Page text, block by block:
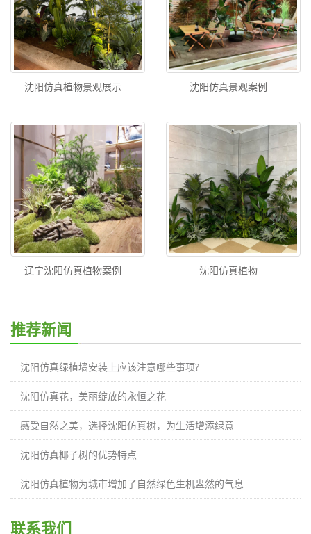
沈阳仿真植物景观展示 沈阳仿真景观案例
辽宁沈阳仿真植物案例 沈阳仿真植物
推荐新闻
沈阳仿真绿植墙安装上应该注意哪些事项?
沈阳仿真花，美丽绽放的永恒之花
感受自然之美，选择沈阳仿真树，为生活增添绿意
沈阳仿真椰子树的优势特点
沈阳仿真植物为城市增加了自然绿色生机盎然的气息
联系我们